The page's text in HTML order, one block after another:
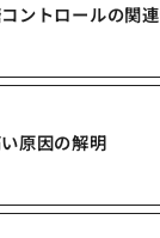
ントロールの関
原因の解明